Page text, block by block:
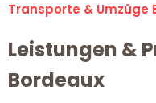
Transporte & Umzüge
Leistungen &
Bordeaux